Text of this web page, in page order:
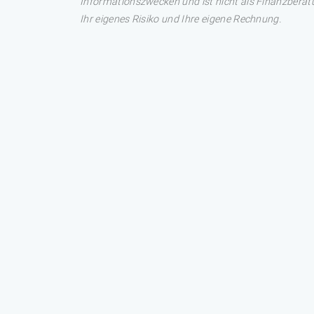
Ihr eigenes Risiko und Ihre eigene Rechnung.